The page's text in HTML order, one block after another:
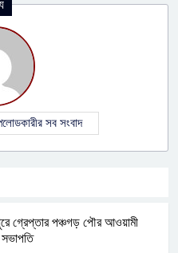
সব সংবাদ
গ্রেপ্তার পঞ্চগড় পৌর আওয়ামী
সভাপতি